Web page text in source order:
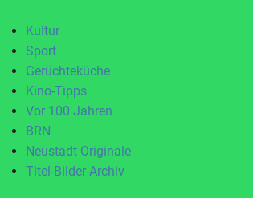
Kultur
Sport
Gerüchteküche
Kino-Tipps
Vor 100 Jahren
BRN
Neustadt Originale
Titel-Bilder-Archiv